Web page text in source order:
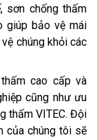
sơn chống thấm
giúp bảo vệ mái
chúng khỏi các
cao cấp và
cũng như ưu
thấm VITEC. Đội
của chúng tôi sẽ